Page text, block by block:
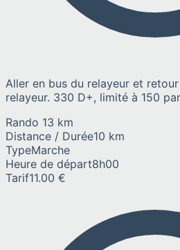
Aller en bus du relayeur et
relayeur. 330 D+, limité à 150
Rando 13 km
Distance / Durée10 km
TypeMarche
Heure de départ8h00
Tarif11.00 €